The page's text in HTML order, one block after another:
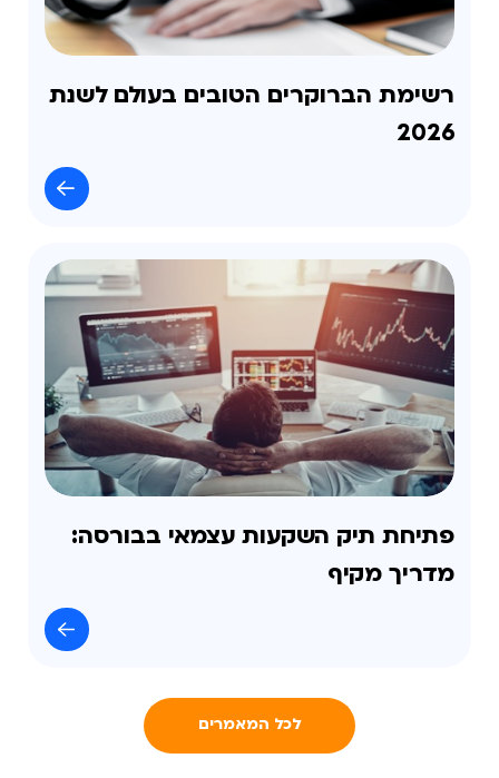
רשימת הברוקרים הטובים בעולם לשנת
2026
פתיחת תיק השקעות עצמאי בבורסה:
מדריך מקיף
לכל המאמרים